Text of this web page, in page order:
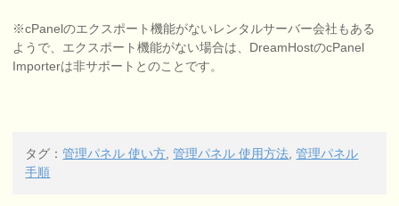
※cPanelのエクスポート機能がないレンタルサーバー会社もある
ようで、エクスポート機能がない場合は、DreamHostのcPanel
Importerは非サポートとのことです。
タグ：管理パネル 使い方,管理パネル 使用方法,管理パネル
手順